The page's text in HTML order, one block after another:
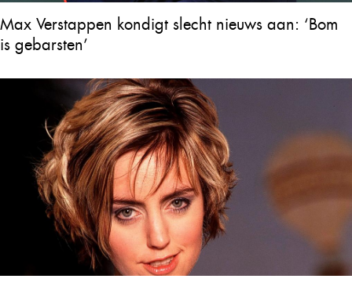
Max Verstappen kondigt slecht nieuws aan: ‘Bom
is gebarsten’